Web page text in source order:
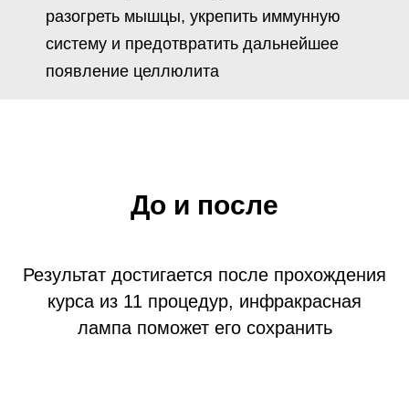
разогреть мышцы, укрепить иммунную
систему и предотвратить дальнейшее
появление целлюлита
До и после
Результат достигается после прохождения
курса из 11 процедур, инфракрасная
лампа поможет его сохранить